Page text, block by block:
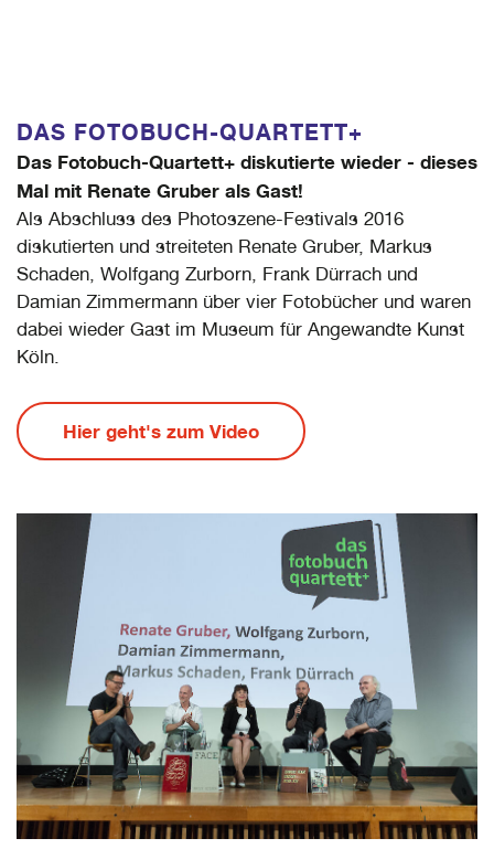
DAS FOTOBUCH-QUARTETT+
Das Fotobuch-Quartett+ diskutierte wieder - dieses
Mal mit Renate Gruber als Gast!
Als Abschluss des Photoszene-Festivals 2016
diskutierten und streiteten Renate Gruber, Markus
Schaden, Wolfgang Zurborn, Frank Dürrach und
Damian Zimmermann über vier Fotobücher und waren
dabei wieder Gast im Museum für Angewandte Kunst
Köln.
Hier geht's zum Video